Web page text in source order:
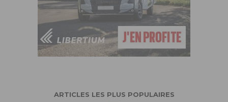
ARTICLES LES PLUS POPULAIRES